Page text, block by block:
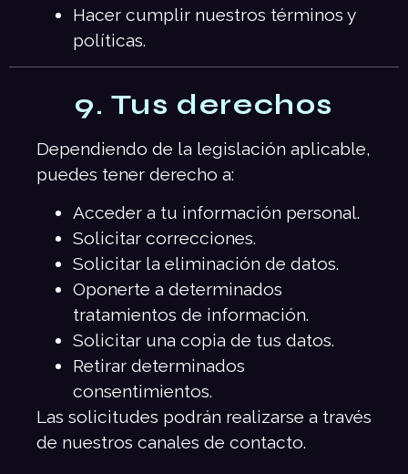
Hacer cumplir nuestros términos y
políticas.
9. Tus derechos
Dependiendo de la legislación aplicable,
puedes tener derecho a:
Acceder a tu información personal.
Solicitar correcciones.
Solicitar la eliminación de datos.
Oponerte a determinados
tratamientos de información.
Solicitar una copia de tus datos.
Retirar determinados
consentimientos.
Las solicitudes podrán realizarse a través
de nuestros canales de contacto.